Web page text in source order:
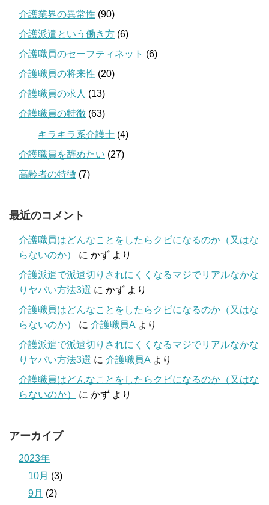
介護業界の異常性 (90)
介護派遣という働き方 (6)
介護職員のセーフティネット (6)
介護職員の将来性 (20)
介護職員の求人 (13)
介護職員の特徴 (63)
キラキラ系介護士 (4)
介護職員を辞めたい (27)
高齢者の特徴 (7)
最近のコメント
介護職員はどんなことをしたらクビになるのか（又はな
らないのか）
に かず より
介護派遣で派遣切りされにくくなるマジでリアルなかな
りヤバい方法3選 に かず より
介護職員はどんなことをしたらクビになるのか（又はな
らないのか）
に 介護職員A より
介護派遣で派遣切りされにくくなるマジでリアルなかな
りヤバい方法3選 に 介護職員A より
介護職員はどんなことをしたらクビになるのか（又はな
らないのか）
に かず より
アーカイブ
2023年
10月 (3)
9月 (2)